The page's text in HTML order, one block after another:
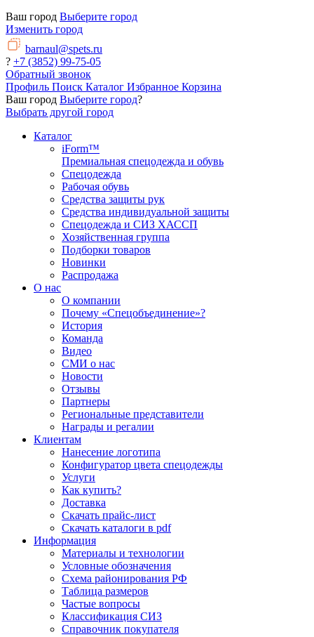
Ваш город Выберите город
Изменить город
barnaul@spets.ru
? +7 (3852) 99-75-05
Обратный звонок
Профиль Поиск Каталог Избранное Корзина
Ваш город Выберите город?
Выбрать другой город
Каталог
iForm™
Премиальная спецодежда и обувь
Спецодежда
Рабочая обувь
Средства защиты рук
Средства индивидуальной защиты
Спецодежда и СИЗ ХАССП
Хозяйственная группа
Подборки товаров
Новинки
Распродажа
О нас
О компании
Почему «Спецобъединение»?
История
Команда
Видео
СМИ о нас
Новости
Отзывы
Партнеры
Региональные представители
Награды и регалии
Клиентам
Нанесение логотипа
Конфигуратор цвета спецодежды
Услуги
Как купить?
Доставка
Скачать прайс-лист
Скачать каталоги в pdf
Информация
Материалы и технологии
Условные обозначения
Схема районирования РФ
Таблица размеров
Частые вопросы
Классификация СИЗ
Справочник покупателя